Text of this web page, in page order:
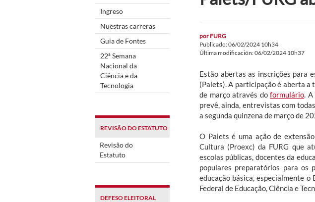
Ingreso
Nuestras carreras
Guia de Fontes
22ª Semana
Nacional da
Ciência e da
Tecnologia
REVISÃO DO ESTATUTO
Revisão do
Estatuto
DEFESO ELEITORAL
por FURG
Publicado: 06/02/2024 10h34
Última modificación: 06/02/2024 10h37
Estão abertas as inscrições para
(Paiets). A participação é aberta a
de março através doformulário .
prevê, ainda, entrevistas com
a segunda quinzena de março de
O Paiets é uma ação de
Cultura (Proexc) da FURG que
escolas públicas, docentes da
populares preparatórios para os
educação básica, especialmente
Federal de Educação, Ciência e